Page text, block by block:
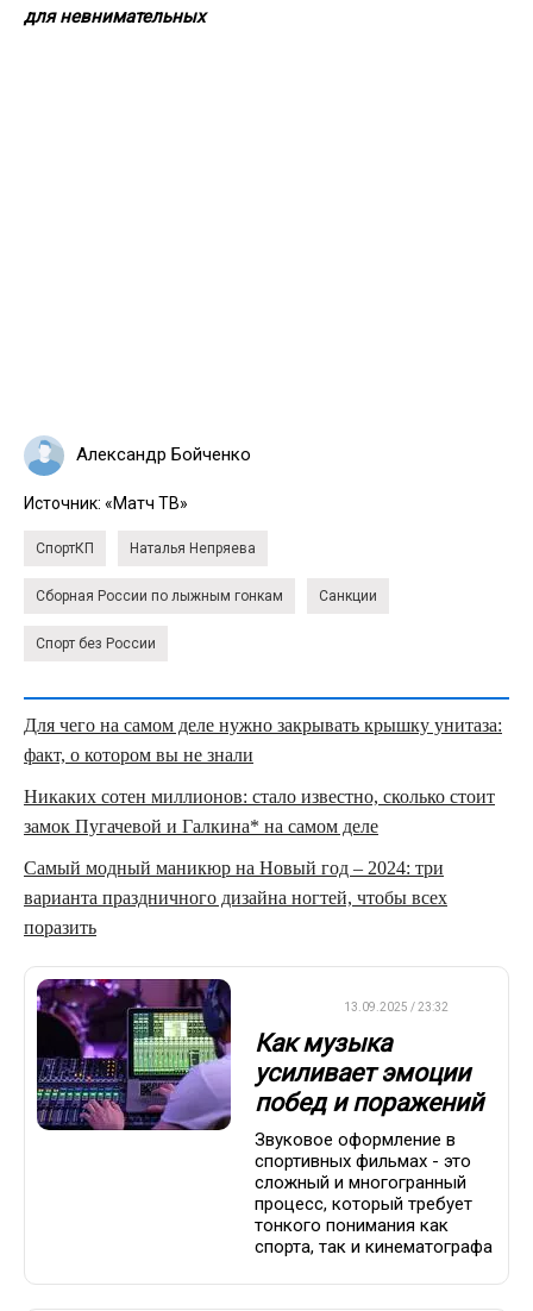
для невнимательных
Александр Бойченко
Источник: «Матч ТВ»
СпортКП Наталья Непряева
Сборная России по лыжным гонкам Санкции
Спорт без России
Для чего на самом деле нужно закрывать крышку унитаза:
факт, о котором вы не знали
Никаких сотен миллионов: стало известно, сколько стоит
замок Пугачевой и Галкина* на самом деле
Самый модный маникюр на Новый год – 2024: три
варианта праздничного дизайна ногтей, чтобы всех
поразить
13.09.2025 / 23:32
Как музыка
усиливает эмоции
побед и поражений
Звуковое оформление в
спортивных фильмах - это
сложный и многогранный
процесс, который требует
тонкого понимания как
спорта, так и кинематографа